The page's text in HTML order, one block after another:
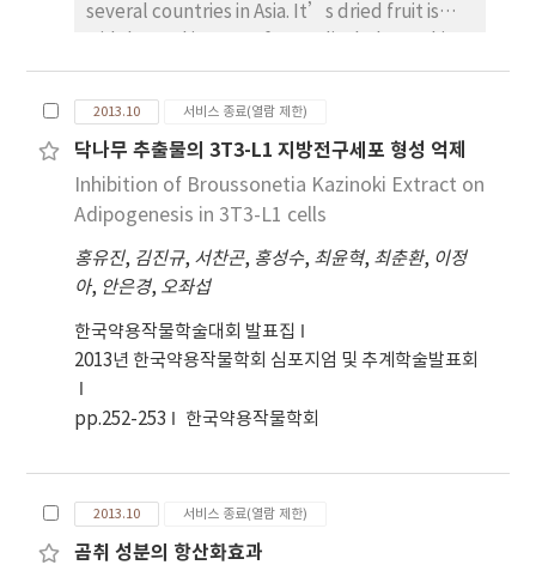
several constituents were isolated five
structural elucidation of compounds were
established by using NMR (1D and 2D) and
mass spectrometry. Conclusion : These
compounds were identified as fluorenone
(1), phenanthrene (2), anthracene (3),
methyl linolenate (4), 1,2-benzenediol (5).
All isolates were tested for their inhibitory
activities on adipogenesis in 3T3-L1 cells.
several countries in Asia. It’s dried fruit is
and Japan for the treatment of dyspepsia,
eliminates, vomiting, abdominal pain,
phlegm, warms the spleen, and malaria. In
this study, we describe the structural
determination of the new compounds and
the inhibitory activities of isolated
production in RAW264.7 cells. Methods and
Results : The fruits of A. tsao-ko were
extracted with 80% EtOH two times at room
temperature. The EtOH extract was
with solvent to give CH2Cl2, EtOAc and n-
hexane and partitioned with solvent to give
50%, 70% and 90% MeOH. The purification of
each fraction by column chromatography
separation and HPLC analysis. Consequently,
2013.10 서비스 종료(열람 제한)
닥나무 추출물의 3T3-L1 지방전구세포 형성 억제
Inhibition of Broussonetia Kazinoki Extract on
Adipogenesis in 3T3-L1 cells
홍유진, 김진규, 서찬곤, 홍성수, 최윤혁, 최춘환, 이정
아, 안은경, 오좌섭
한국약용작물학술대회 발표집
2013년 한국약용작물학회 심포지엄 및 추계학술발표회
pp.252-253 한국약용작물학회
2013.10 서비스 종료(열람 제한)
곰취 성분의 항산화효과